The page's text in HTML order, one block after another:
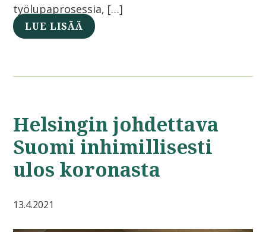
työlupaprosessia, […]
LUE LISÄÄ
Helsingin johdettava
Suomi inhimillisesti
ulos koronasta
13.4.2021